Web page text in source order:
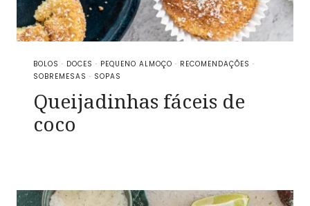
BOLOS · DOCES · PEQUENO ALMOÇO · RECOMENDAÇÕES ·
SOBREMESAS · SOPAS
Queijadinhas fáceis de
coco